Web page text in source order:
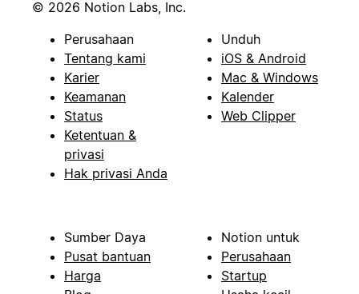
© 2026 Notion Labs, Inc.
Perusahaan
Tentang kami
Karier
Keamanan
Status
Ketentuan &
privasi
Hak privasi Anda
Unduh
iOS & Android
Mac & Windows
Kalender
Web Clipper
Sumber Daya
Pusat bantuan
Harga
Notion untuk
Perusahaan
Startup